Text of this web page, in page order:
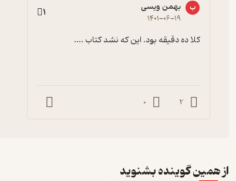
ب بهمن ویسی
۱۴۰۱-۰۶-۱۹ 1
کلا ده دقیقه بود. این که نشد کتاب ....
2
0
از همین گوینده بشنوید